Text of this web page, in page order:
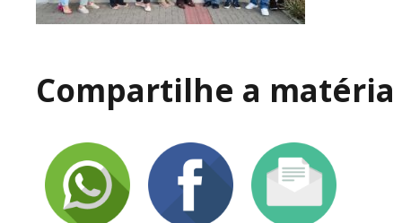
Compartilhe a